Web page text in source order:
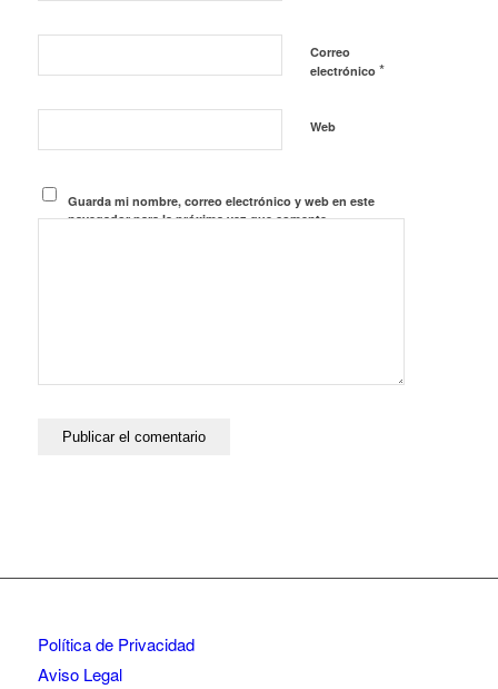
Correo
electrónico *
Web
Guarda mi nombre, correo electrónico y web en este
navegador para la próxima vez que comente.
Política de Privacidad
Aviso Legal